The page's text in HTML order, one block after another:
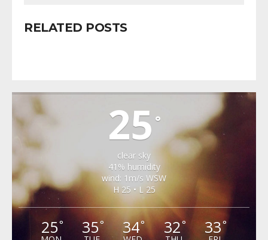
RELATED POSTS
25 °
clear sky
41% humidity
wind: 1m/s WSW
H 25 • L 25
25° 35° 34° 32° 33°